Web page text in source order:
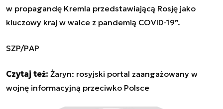
w propagandę Kremla przedstawiającą Rosję jako
kluczowy kraj w walce z pandemią COVID-19”.
SZP/PAP
Czytaj też: Żaryn: rosyjski portal zaangażowany w
wojnę informacyjną przeciwko Polsce